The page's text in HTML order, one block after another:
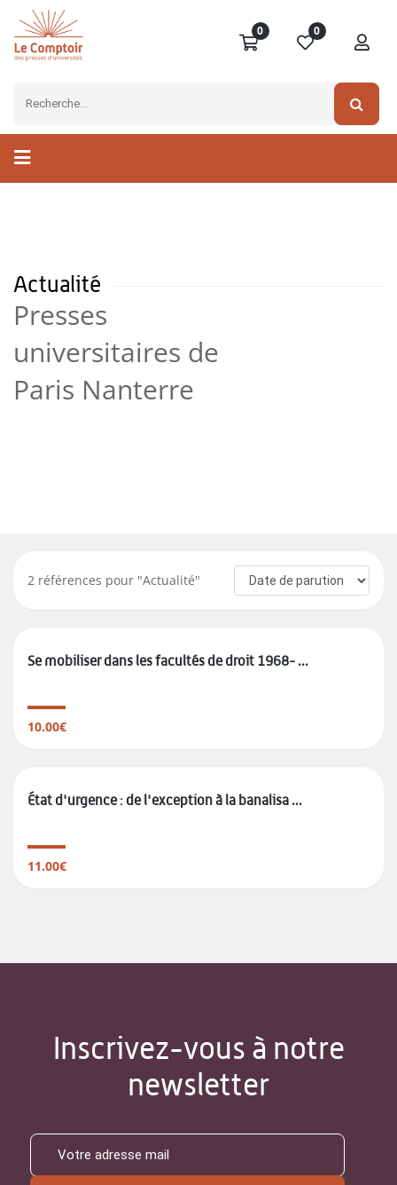
0 0
Actualité
Presses
universitaires de
Paris Nanterre
2 références pour "Actualité"
Se mobiliser dans les facultés de droit 1968- ...
10.00€
État d'urgence : de l'exception à la banalisa ...
11.00€
Inscrivez-vous à notre
newsletter